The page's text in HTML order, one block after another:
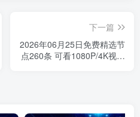
下一篇
2026年06月25日免费精选节
点260条 可看1080P/4K视频